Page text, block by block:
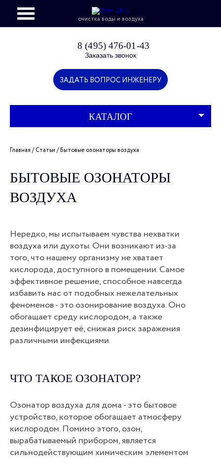
очистка воды и воздуха
8 (495) 476-01-43
Заказать звонок
ЗАДАТЬ ВОПРОС ИНЖЕНЕРУ
КАТАЛОГ
Главная Cтатьи Бытовые озонаторы воздуха
БЫТОВЫЕ ОЗОНАТОРЫ
ВОЗДУХА
Нередко, мы испытываем чувства нехватки
воздуха или духоты. Они возникают из-за
того, что нашему организму не хватает
кислорода, доступного в помещении. Самое
эффективное решение, способное навсегда
избавить нас от подобных нежелательных
феноменов - это озонирование воздуха. Оно
обогащает среду кислородом, а также
дезинфицирует её, снижая риск заражения
различными инфекциями.
ЧТО ТАКОЕ ОЗОНАТОР?
Озонатор воздуха для дома - это бытовое
устройство, которое обогащает атмосферу
кислородом. Помимо этого, озон,
вырабатываемый прибором, является
сильнодействующим химическим элементом